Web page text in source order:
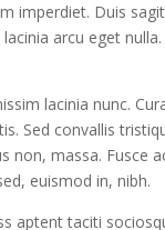
imperdiet. Duis
arcu eget
lacinia nunc.
Sed convallis
non, massa. Fusce
euismod in, nibh.
aptent taciti